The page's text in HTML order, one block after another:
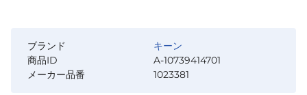
ブランド
キーン
商品ID
A-10739414701
メーカー品番
1023381